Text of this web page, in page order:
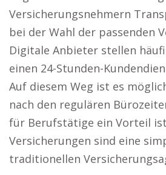
Versicherungsnehmern
bei der Wahl der passenden
Digitale Anbieter stellen
einen 24-Stunden-
Auf diesem Weg ist es
nach den regulären
für Berufstätige ein Vorteil
Versicherungen sind eine
traditionellen